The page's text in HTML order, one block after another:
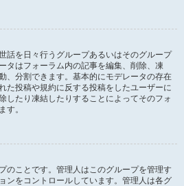
話を日々行うグループあるいはそのグループ
タはフォーラム内の記事を編集、削除、凍
、分割できます。基本的にモデレータの存在
た投稿や規約に反する投稿をしたユーザーに
したり凍結したりすることによってそのフォ
す。
のことです。管理人はこのグループを管理す
ンをコントロールしています。管理人は各グ